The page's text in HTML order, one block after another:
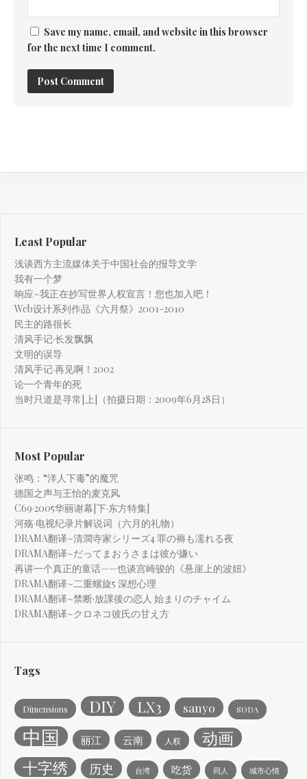
Save my name, email, and website in this browser
for the next time I comment.
Least Popular
浅谈西方主流媒体关于中国社会的报导文学
我有一个梦
响应~我正在抄写世界人权宣言！您也加入吧！
Web设计系列作品《六月祭》2001-2010
民主的路很长
清风手记·长发飘飘
文明的误导
清风手记·再见啊！2002
论一个青年的死
当时只道是寻常[上]（拍摄日期：2009年6月28日）
Most Popular
张鸣：“洋人下毒”的魔咒
德国之声与王怡的麦克风
C69·2005华丽谢幕[下·东方特集]
河殇·电视纪录片解说词（六月的礼物）
DRAMA翻译~清澗寺家シリーズ4 罪の褥も濡れる夜
DRAMA翻译~だってまおうさまは彼が嫌い
再讲一个真正的童话——也谈宫崎骏的《悬崖上的波妞》
DRAMA翻译~二重螺旋5 深想心理
DRAMA翻译~禁断·放課後の恋人 始まりのチャイム
DRAMA翻译~クロネコ彼氏の甘え方
Tags
Dimensions DIY LX3 sanyo SODA
中国 丽江 云南 人权 动画
十字绣 历史 台湾 吃货 同人 城市心情